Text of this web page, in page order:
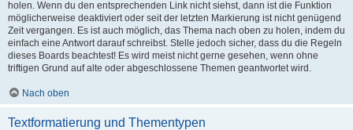
holen. Wenn du den entsprechenden Link nicht siehst, dann ist die Funktion
möglicherweise deaktiviert oder seit der letzten Markierung ist nicht genügend
Zeit vergangen. Es ist auch möglich, das Thema nach oben zu holen, indem du
einfach eine Antwort darauf schreibst. Stelle jedoch sicher, dass du die Regeln
dieses Boards beachtest! Es wird meist nicht gerne gesehen, wenn ohne
triftigen Grund auf alte oder abgeschlossene Themen geantwortet wird.
Nach oben
Textformatierung und Thementypen